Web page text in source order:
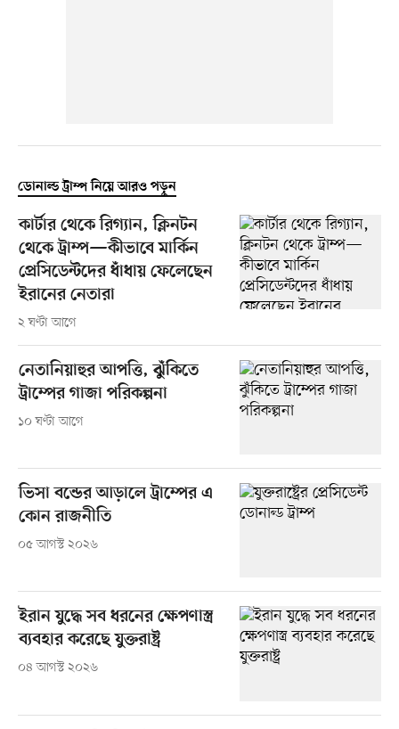
ডোনাল্ড ট্রাম্প নিয়ে আরও পড়ুন
কার্টার থেকে রিগ্যান, ক্লিনটন
থেকে ট্রাম্প—কীভাবে মার্কিন
প্রেসিডেন্টদের ধাঁধায় ফেলেছেন
ইরানের নেতারা
২ ঘণ্টা আগে
নেতানিয়াহুর আপত্তি, ঝুঁকিতে
ট্রাম্পের গাজা পরিকল্পনা
১০ ঘণ্টা আগে
ভিসা বন্ডের আড়ালে ট্রাম্পের এ
কোন রাজনীতি
০৫ আগস্ট ২০২৬
ইরান যুদ্ধে সব ধরনের ক্ষেপণাস্ত্র
ব্যবহার করেছে যুক্তরাষ্ট্র
০৪ আগস্ট ২০২৬